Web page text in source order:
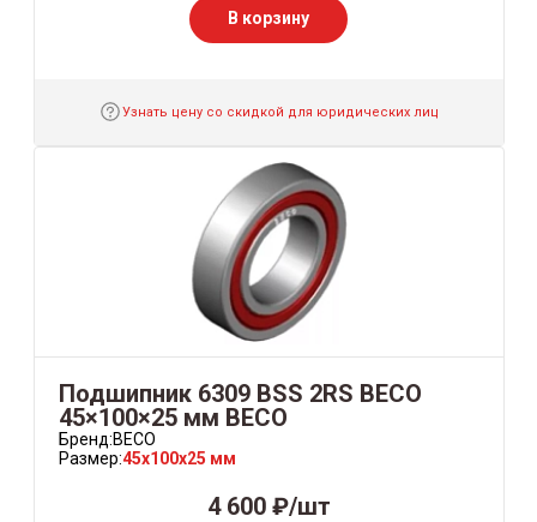
В корзину
Узнать цену со скидкой для юридических лиц
Подшипник 6309 BSS 2RS BECO
45×100×25 мм BECO
Бренд:BECO
Размер:45x100x25 мм
4 600 ₽/шт